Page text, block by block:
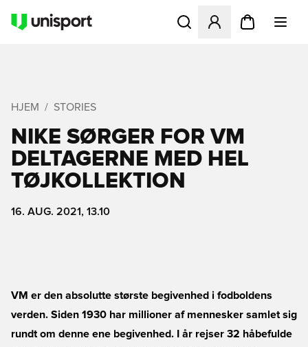
Åbner en Modal til at
HJEM STORIES
NIKE SØRGER FOR VM
DELTAGERNE MED HEL
TØJKOLLEKTION
16. AUG. 2021, 13.10
VM er den absolutte største begivenhed i fodboldens
verden. Siden 1930 har millioner af mennesker samlet sig
rundt om denne ene begivenhed. I år rejser 32 håbefulde